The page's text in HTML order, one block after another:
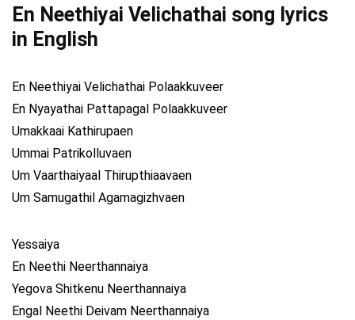
En Neethiyai Velichathai song lyrics
in English
En Neethiyai Velichathai Polaakkuveer
En Nyayathai Pattapagal Polaakkuveer
Umakkaai Kathirupaen
Ummai Patrikolluvaen
Um Vaarthaiyaal Thirupthiaavaen
Um Samugathil Agamagizhvaen
Yessaiya
En Neethi Neerthannaiya
Yegova Shitkenu Neerthannaiya
Engal Neethi Deivam Neerthannaiya